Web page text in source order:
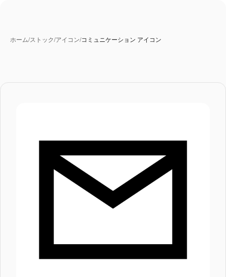
ホーム/ストック/アイコン/コミュニケーション アイコン